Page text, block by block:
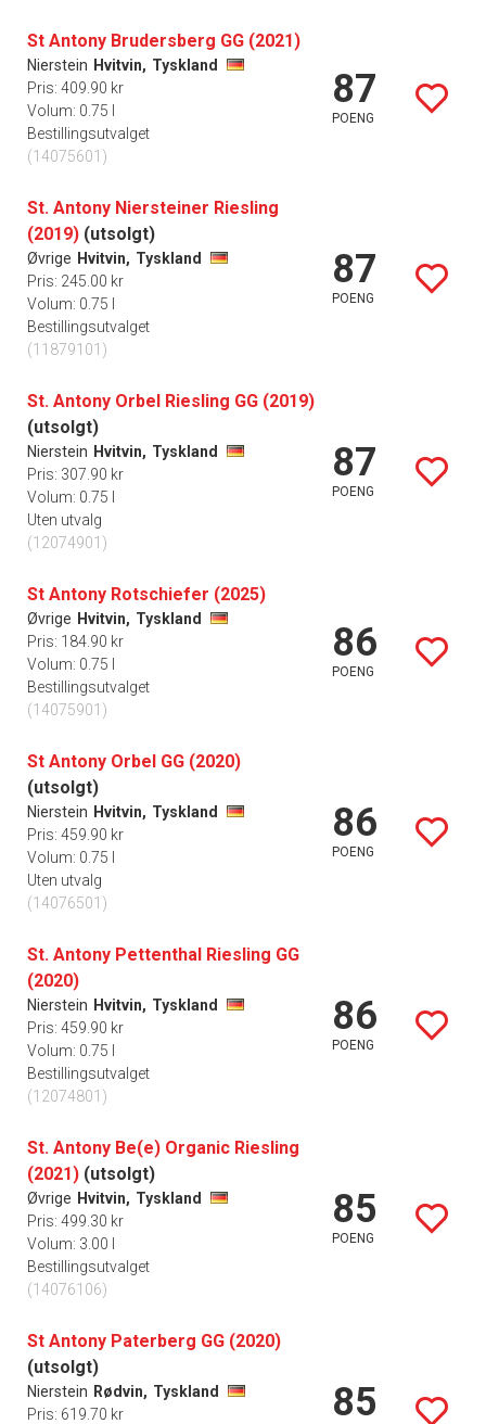
St Antony Brudersberg GG (2021)
Nierstein Hvitvin, Tyskland
Pris: 409.90 kr
Volum: 0.75 l
Bestillingsutvalget
(14075601)
87
POENG
St. Antony Niersteiner Riesling
(2019) (utsolgt)
Øvrige Hvitvin, Tyskland
Pris: 245.00 kr
Volum: 0.75 l
Bestillingsutvalget
(11879101)
87
POENG
St. Antony Orbel Riesling GG (2019)
(utsolgt)
Nierstein Hvitvin, Tyskland
Pris: 307.90 kr
Volum: 0.75 l
Uten utvalg
(12074901)
87
POENG
St Antony Rotschiefer (2025)
Øvrige Hvitvin, Tyskland
Pris: 184.90 kr
Volum: 0.75 l
Bestillingsutvalget
(14075901)
86
POENG
St Antony Orbel GG (2020)
(utsolgt)
Nierstein Hvitvin, Tyskland
Pris: 459.90 kr
Volum: 0.75 l
Uten utvalg
(14076501)
86
POENG
St. Antony Pettenthal Riesling GG
(2020)
Nierstein Hvitvin, Tyskland
Pris: 459.90 kr
Volum: 0.75 l
Bestillingsutvalget
(12074801)
86
POENG
St. Antony Be(e) Organic Riesling
(2021) (utsolgt)
Øvrige Hvitvin, Tyskland
Pris: 499.30 kr
Volum: 3.00 l
Bestillingsutvalget
(14076106)
85
POENG
St Antony Paterberg GG (2020)
(utsolgt)
Nierstein Rødvin, Tyskland
Pris: 619.70 kr
85